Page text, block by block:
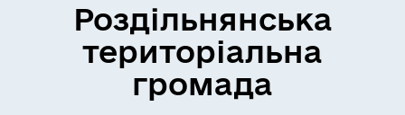
Роздільнянська
територіальна
громада